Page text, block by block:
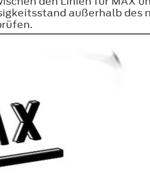
außerhalb